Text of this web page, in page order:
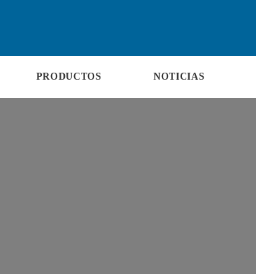
PRODUCTOS NOTICIAS